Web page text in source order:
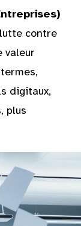
contre
valeur
digitaux,
plus